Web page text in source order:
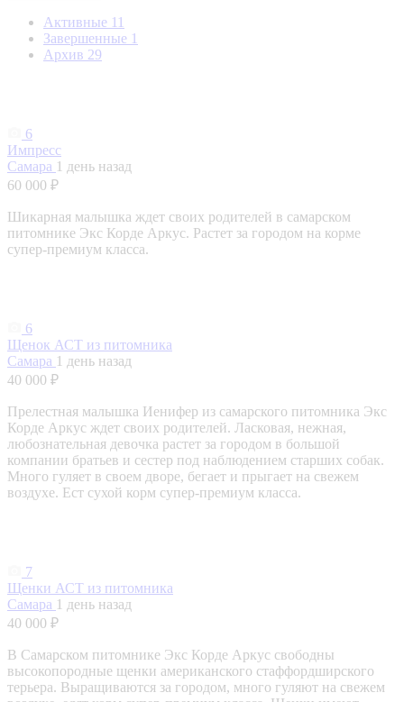
Активные 11
Завершенные 1
Архив 29
6
Импресс
Самара 1 день назад
60 000 ₽
Шикарная малышка ждет своих родителей в самарском
питомнике Экс Корде Аркус. Растет за городом на корме
супер-премиум класса.
6
Щенок АСТ из питомника
Самара 1 день назад
40 000 ₽
Прелестная малышка Иенифер из самарского питомника Экс
Корде Аркус ждет своих родителей. Ласковая, нежная,
любознательная девочка растет за городом в большой
компании братьев и сестер под наблюдением старших собак.
Много гуляет в своем дворе, бегает и прыгает на свежем
воздухе. Ест сухой корм супер-премиум класса.
7
Щенки АСТ из питомника
Самара 1 день назад
40 000 ₽
В Самарском питомнике Экс Корде Аркус свободны
высокопородные щенки американского стаффордширского
терьера. Выращиваются за городом, много гуляют на свежем